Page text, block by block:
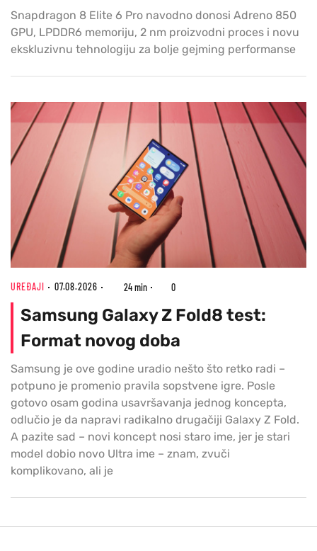
Snapdragon 8 Elite 6 Pro navodno donosi Adreno 850
GPU, LPDDR6 memoriju, 2 nm proizvodni proces i novu
ekskluzivnu tehnologiju za bolje gejming performanse
UREĐAJI 07.08.2026 24 min 0
Samsung Galaxy Z Fold8 test:
Format novog doba
Samsung je ove godine uradio nešto što retko radi –
potpuno je promenio pravila sopstvene igre. Posle
gotovo osam godina usavršavanja jednog koncepta,
odlučio je da napravi radikalno drugačiji Galaxy Z Fold.
A pazite sad – novi koncept nosi staro ime, jer je stari
model dobio novo Ultra ime – znam, zvuči
komplikovano, ali je